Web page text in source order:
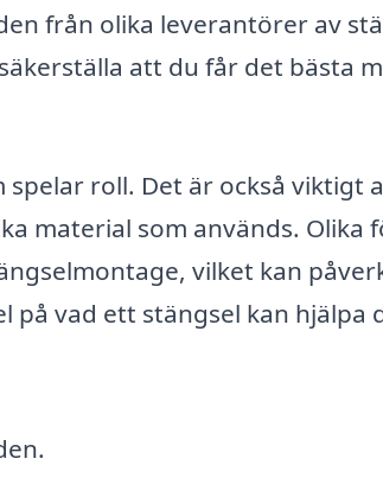
från olika leverantörer av
att du får det bästa
roll. Det är också viktigt
material som används. Olika
vilket kan
vad ett stängsel kan hjälpa